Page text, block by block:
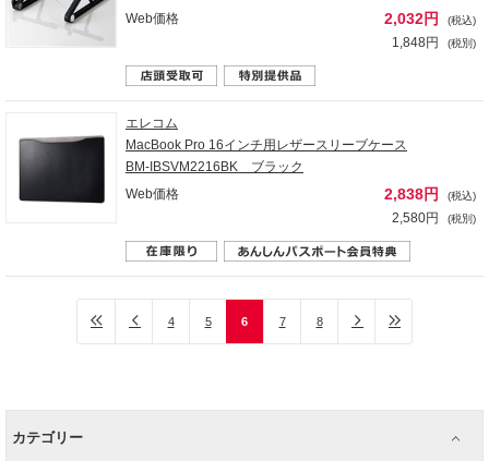
Web価格
2,032円 (税込)
1,848円 (税別)
エレコム
MacBook Pro 16インチ用レザースリーブケース
BM-IBSVM2216BK ブラック
Web価格
2,838円 (税込)
2,580円 (税別)
4 5 6 7 8
カテゴリー